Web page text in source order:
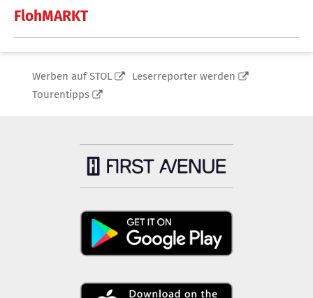
FlohMARKT
Werben auf STOL
Leserreporter werden
Tourentipps